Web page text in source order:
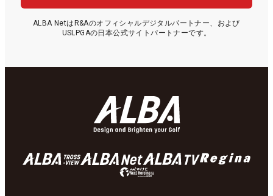
ALBA NetはR&Aのオフィシャルデジタルパートナー、および
USLPGAの日本公式サイトパートナーです。